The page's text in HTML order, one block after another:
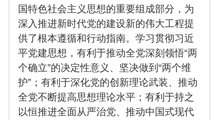
国特色社会主义思想的重要组成部分，为
深入推进新时代党的建设新的伟大工程提
供了根本遵循和行动指南。学习贯彻习近
平党建思想，有利于推动全党深刻领悟“两
个确立”的决定性意义、坚决做到“两个维
护”；有利于深化党的创新理论武装、推动
全党不断提高思想理论水平；有利于持之
以恒推进全面从严治党、推动中国式现代